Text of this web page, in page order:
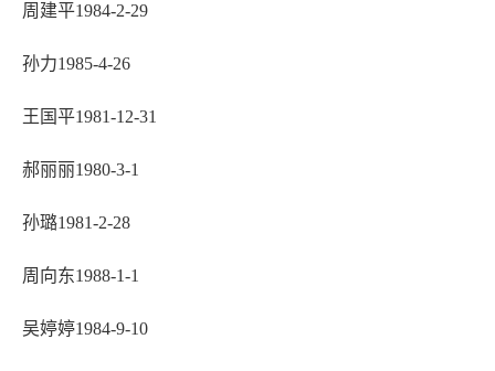
周建平1984-2-29
孙力1985-4-26
王国平1981-12-31
郝丽丽1980-3-1
孙璐1981-2-28
周向东1988-1-1
吴婷婷1984-9-10